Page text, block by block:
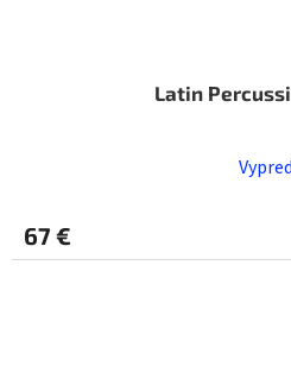
Latin
67 €